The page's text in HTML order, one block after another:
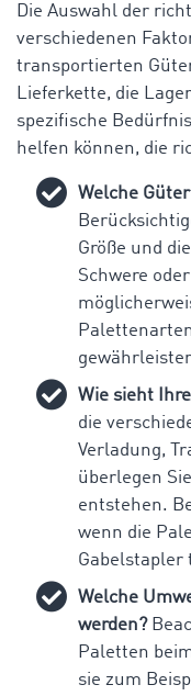
Die Auswahl der
verschiedenen
transportierten
Lieferkette, die
spezifische
helfen können, die
Welche
Größe und
Schwere
Wie sieht
die
Verladung,
überlegen
entstehen.
wenn die
Gabelstapler
Welche
werden?
Paletten
sie zum